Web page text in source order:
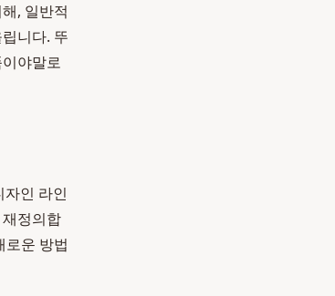
, 일반적
니다. 뚜
야말로
인 라인
정의합
로운 방법